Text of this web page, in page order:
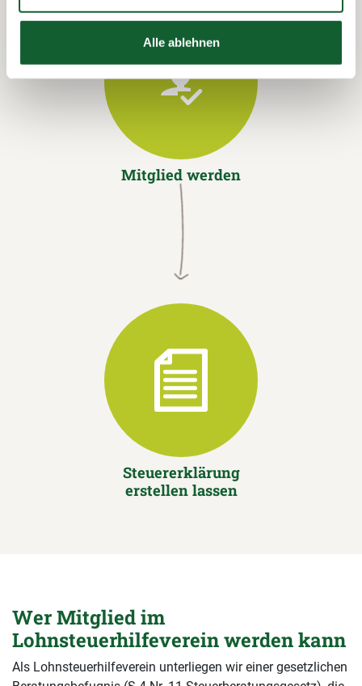
Alle ablehnen
Mitglied werden
Steuererklärung
erstellen lassen
Wer Mitglied im
Lohnsteuerhilfeverein werden kann
Als Lohnsteuerhilfeverein unterliegen wir einer gesetzlichen